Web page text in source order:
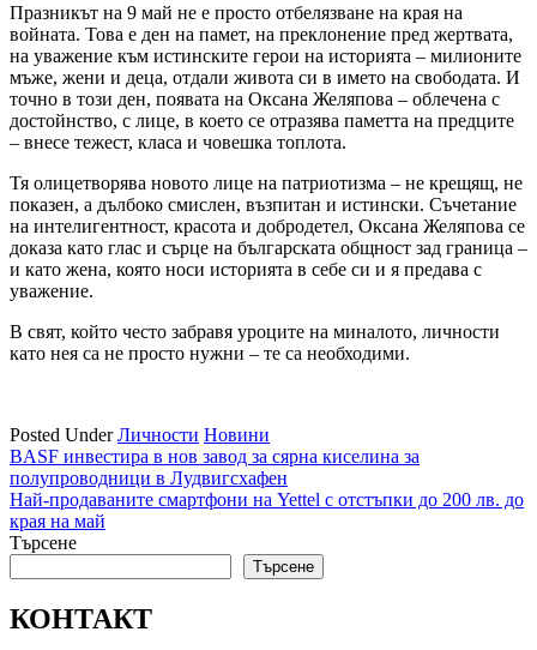
Празникът на 9 май не е просто отбелязване на края на
войната. Това е ден на памет, на преклонение пред жертвата,
на уважение към истинските герои на историята – милионите
мъже, жени и деца, отдали живота си в името на свободата. И
точно в този ден, появата на Оксана Желяпова – облечена с
достойнство, с лице, в което се отразява паметта на предците
– внесе тежест, класа и човешка топлота.
Тя олицетворява новото лице на патриотизма – не крещящ, не
показен, а дълбоко смислен, възпитан и истински. Съчетание
на интелигентност, красота и добродетел, Оксана Желяпова се
доказа като глас и сърце на българската общност зад граница –
и като жена, която носи историята в себе си и я предава с
уважение.
В свят, който често забравя уроците на миналото, личности
като нея са не просто нужни – те са необходими.
Posted UnderЛичности Новини
Навигация
BASF инвестира в нов завод за сярна киселина за
полупроводници в Лудвигсхафен
Най-продаваните смартфони на Yettel с отстъпки до 200 лв. до
края на май
Търсене
Търсене
КОНТАКТ